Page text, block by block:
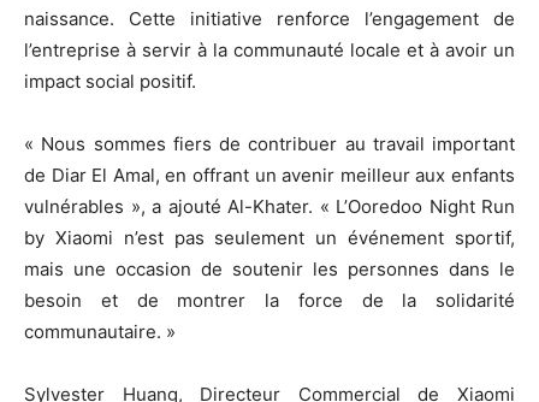
naissance. Cette initiative renforce l’engagement de
l’entreprise à servir à la communauté locale et à avoir un
impact social positif.
« Nous sommes fiers de contribuer au travail important
de Diar El Amal, en offrant un avenir meilleur aux enfants
vulnérables », a ajouté Al-Khater. « L’Ooredoo Night Run
by Xiaomi n’est pas seulement un événement sportif,
mais une occasion de soutenir les personnes dans le
besoin et de montrer la force de la solidarité
communautaire. »
Sylvester Huang, Directeur Commercial de Xiaomi